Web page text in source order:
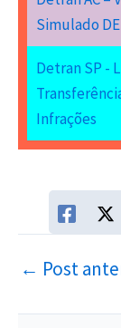
Simulado
Detran SP -
Infrações
← Post